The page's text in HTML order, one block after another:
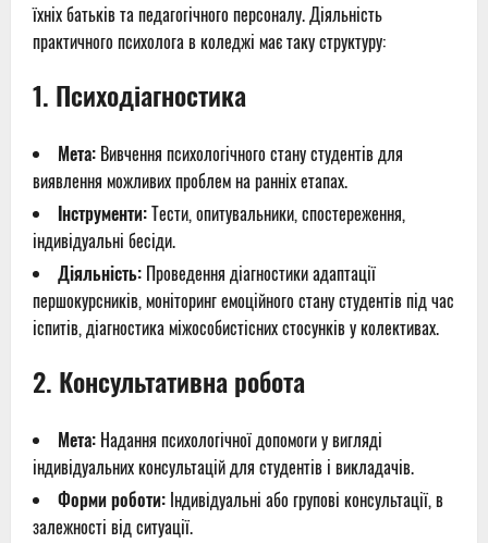
їхніх батьків та педагогічного персоналу. Діяльність
практичного психолога в коледжі має таку структуру:
1. Психодіагностика
Мета: Вивчення психологічного стану студентів для
виявлення можливих проблем на ранніх етапах.
Інструменти:Тести, опитувальники, спостереження,
індивідуальні бесіди.
Діяльність: Проведення діагностики адаптації
першокурсників, моніторинг емоційного стану студентів під час
іспитів, діагностика міжособистісних стосунків у колективах.
2. Консультативна робота
Мета: Надання психологічної допомоги у вигляді
індивідуальних консультацій для студентів і викладачів.
Форми роботи: Індивідуальні або групові консультації, в
залежності від ситуації.